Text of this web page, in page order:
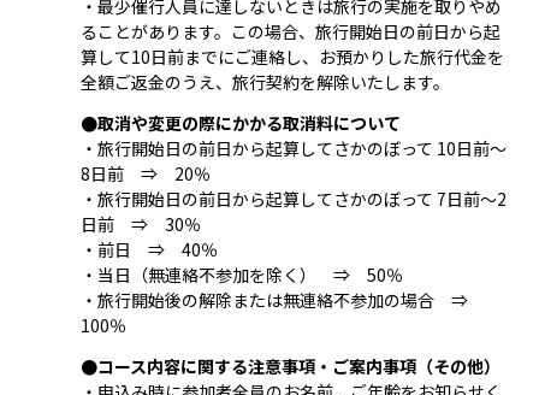
・最少催行人員に達しないときは旅行の実施を取りやめ
ることがあります。この場合、旅行開始日の前日から起
算して10日前までにご連絡し、お預かりした旅行代金を
全額ご返金のうえ、旅行契約を解除いたします。
●取消や変更の際にかかる取消料について
・旅行開始日の前日から起算してさかのぼって 10日前～
8日前 ⇒ 20％
・旅行開始日の前日から起算してさかのぼって 7日前～2
日前 ⇒ 30％
・前日 ⇒ 40％
・当日（無連絡不参加を除く） ⇒ 50％
・旅行開始後の解除または無連絡不参加の場合 ⇒
100％
●コース内容に関する注意事項・ご案内事項（その他）